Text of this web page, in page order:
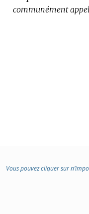
:
communément
Vous pouvez cliquer sur